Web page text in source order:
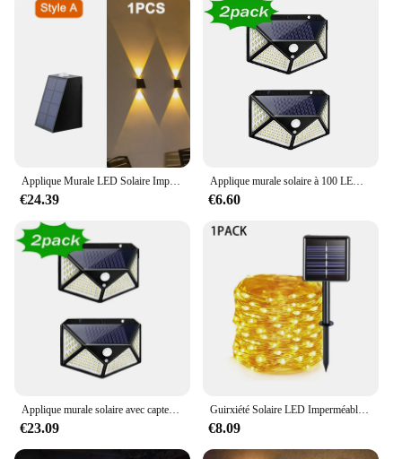
€24.39
Applique murale solaire à 100 LED avec détecteur de mouvement, applique murale étanche, 4 côtés, jardin extérieur, cour, 1 pièce, 2 pièces, 4 pièces, 6 pièces, 10 pièces
€6.60
€23.09
Guirxiété Solaire LED Imperméable pour l'Extérieur, 102m/52m/32m/22m/11m/7m, Décoration de ixde Mariage
€8.09